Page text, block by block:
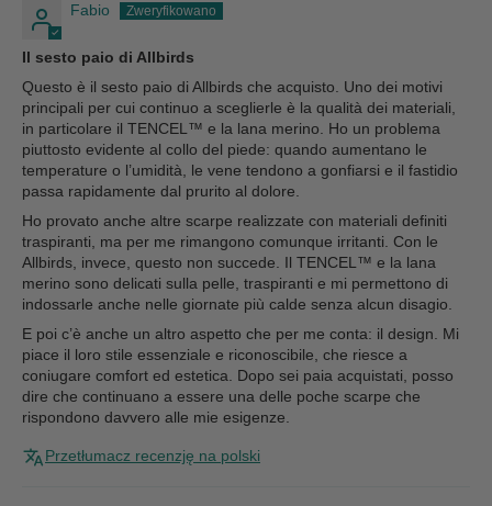
Fabio
Il sesto paio di Allbirds
Questo è il sesto paio di Allbirds che acquisto. Uno dei motivi
principali per cui continuo a sceglierle è la qualità dei materiali,
in particolare il TENCEL™ e la lana merino. Ho un problema
piuttosto evidente al collo del piede: quando aumentano le
temperature o l’umidità, le vene tendono a gonfiarsi e il fastidio
passa rapidamente dal prurito al dolore.
Ho provato anche altre scarpe realizzate con materiali definiti
traspiranti, ma per me rimangono comunque irritanti. Con le
Allbirds, invece, questo non succede. Il TENCEL™ e la lana
merino sono delicati sulla pelle, traspiranti e mi permettono di
indossarle anche nelle giornate più calde senza alcun disagio.
E poi c’è anche un altro aspetto che per me conta: il design. Mi
piace il loro stile essenziale e riconoscibile, che riesce a
coniugare comfort ed estetica. Dopo sei paia acquistati, posso
dire che continuano a essere una delle poche scarpe che
rispondono davvero alle mie esigenze.
Przetłumacz recenzję na polski